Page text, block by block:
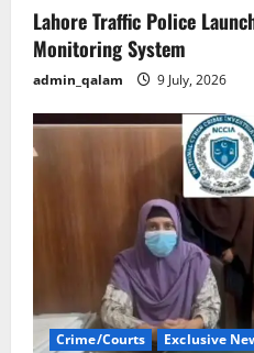
Lahore Traffic Police
Monitoring System
admin_qalam 9 July, 2026
Crime/Courts Exclusive